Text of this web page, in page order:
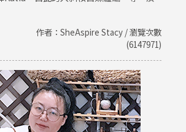
作者：SheAspire Stacy / 瀏覽次數
(6147971)